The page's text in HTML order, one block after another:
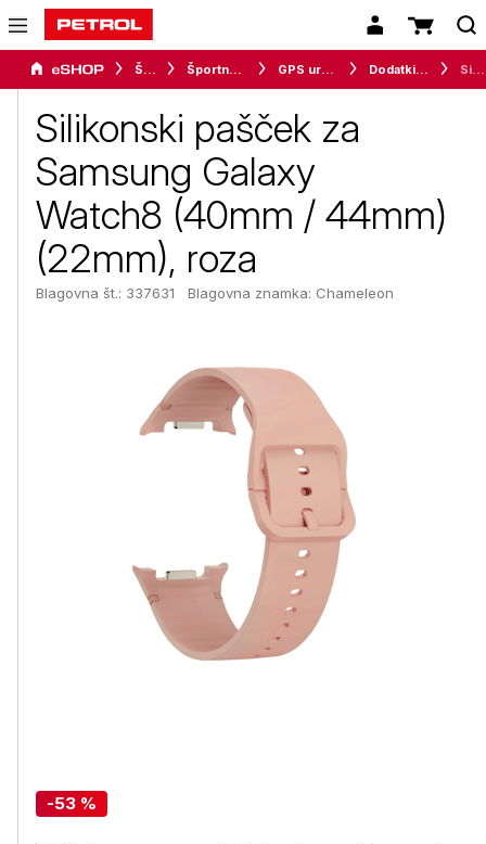
Šport Športna oprema GPS ure in merilci Dodatki za pametne ure
Silikonski pašček za
Samsung Galaxy
Watch8 (40mm / 44mm)
(22mm), roza
Blagovna št.: 337631 Blagovna znamka: Chameleon
-53 %